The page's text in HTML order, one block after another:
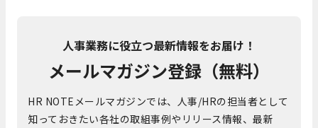
人事業務に役立つ最新情報をお届け！
メールマガジン登録（無料）
HR NOTEメールマガジンでは、人事/HRの担当者として
知っておきたい各社の取組事例やリリース情報、最新